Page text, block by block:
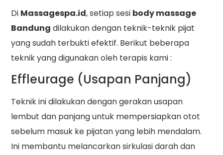
Di Massagespa.id, setiap sesi body massage
Bandung dilakukan dengan teknik-teknik pijat
yang sudah terbukti efektif. Berikut beberapa
teknik yang digunakan oleh terapis kami :
Effleurage (Usapan Panjang)
Teknik ini dilakukan dengan gerakan usapan
lembut dan panjang untuk mempersiapkan otot
sebelum masuk ke pijatan yang lebih mendalam.
Ini membantu melancarkan sirkulasi darah dan